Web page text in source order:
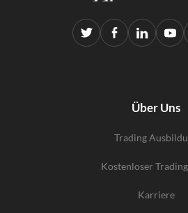
Über Uns
Trading
Kostenloser
Karriere